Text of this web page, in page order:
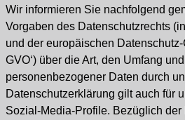
Wir informieren Sie nachfolgend
Vorgaben des Datenschutzrechts
und der europäischen
GVO‘) über die Art, den Umfang
personenbezogener Daten durch
Datenschutzerklärung gilt auch für
Sozial-Media-Profile. Bezüglich